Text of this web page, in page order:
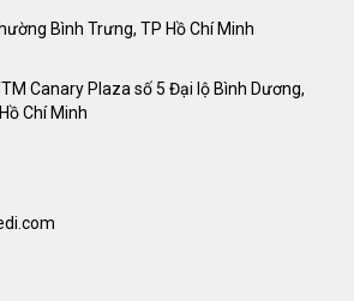
Bình Trưng, TP Hồ Chí Minh
Canary Plaza số 5 Đại lộ Bình Dương,
Chí Minh